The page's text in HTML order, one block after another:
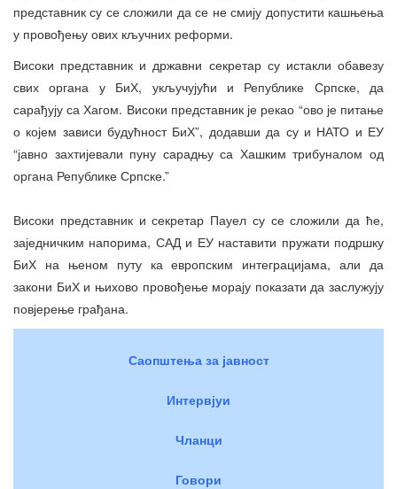
представник су се сложили да се не смију допустити кашњења
у провођењу ових кључних реформи.
Високи представник и државни секретар су истакли обавезу
свих органа у БиХ, укључујући и Републике Српске, да
сарађују са Хагом. Високи представник је рекао “ово је питање
о којем зависи будућност БиХ”, додавши да су и НАТО и ЕУ
“јавно захтијевали пуну сарадњу са Хашким трибуналом од
органа Републике Српске.”
Високи представник и секретар Пауел су се сложили да ће,
заједничким напорима, САД и ЕУ наставити пружати подршку
БиХ на њеном путу ка европским интеграцијама, али да
закони БиХ и њихово провођење морају показати да заслужују
повјерење грађана.
Саопштења за јавност
Интервјуи
Чланци
Говори